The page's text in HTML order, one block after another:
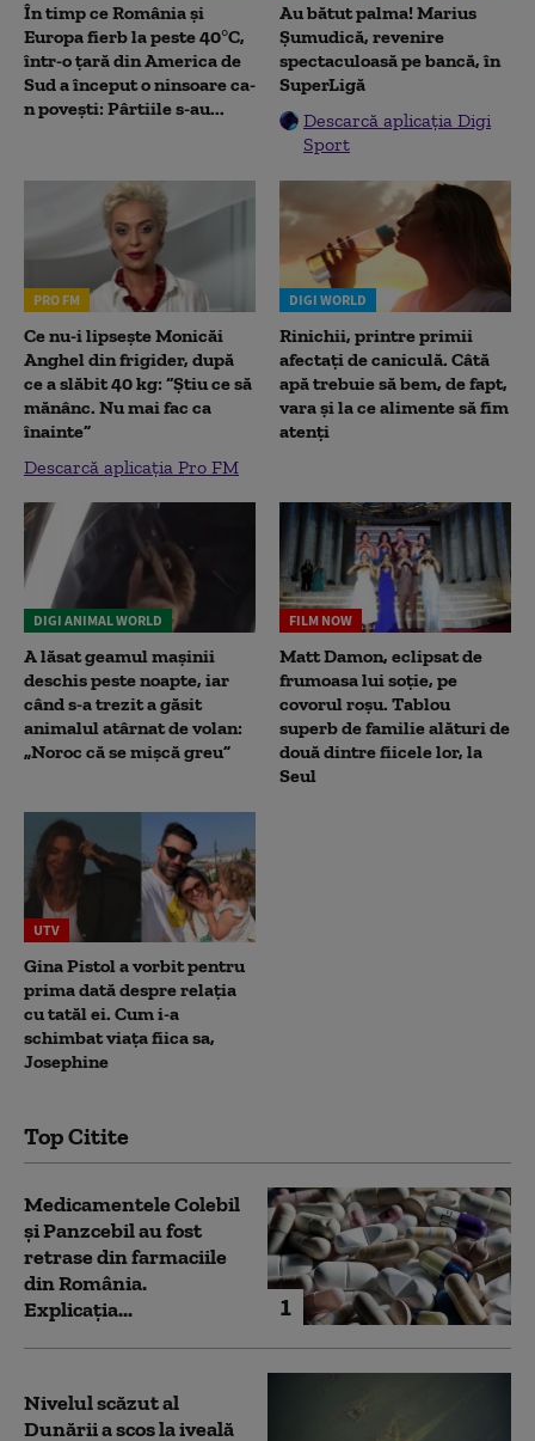
În timp ce România și
Europa fierb la peste 40°C,
într-o țară din America de
Sud a început o ninsoare ca-
n povești: Pârtiile s-au...
Au bătut palma! Marius
Șumudică, revenire
spectaculoasă pe bancă, în
SuperLigă
Descarcă aplicația Digi
Sport
PRO FM
Ce nu-i lipsește Monicăi
Anghel din frigider, după
ce a slăbit 40 kg: “Știu ce să
mănânc. Nu mai fac ca
înainte”
Descarcă aplicația Pro FM
DIGI WORLD
Rinichii, printre primii
afectați de caniculă. Câtă
apă trebuie să bem, de fapt,
vara și la ce alimente să fim
atenți
DIGI ANIMAL WORLD
A lăsat geamul mașinii
deschis peste noapte, iar
când s-a trezit a găsit
animalul atârnat de volan:
„Noroc că se mișcă greu”
FILM NOW
Matt Damon, eclipsat de
frumoasa lui soție, pe
covorul roșu. Tablou
superb de familie alături de
două dintre fiicele lor, la
Seul
UTV
Gina Pistol a vorbit pentru
prima dată despre relația
cu tatăl ei. Cum i-a
schimbat viața fiica sa,
Josephine
Top Citite
1
Medicamentele Colebil
și Panzcebil au fost
retrase din farmaciile
din România.
Explicația...
Nivelul scăzut al
Dunării a scos la iveală